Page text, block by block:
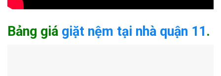
Bảng giá giặt nệm tại nhà quận 11.